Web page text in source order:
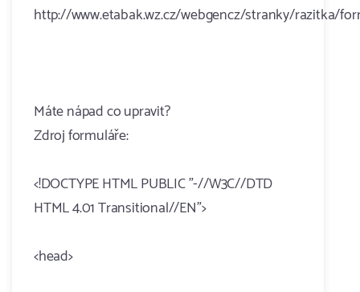
http://www.etabak.wz.cz/webgencz/stranky/razitka/
Máte nápad co upravit?
Zdroj formuláře:
<!DOCTYPE HTML PUBLIC "-//W3C//DTD
HTML 4.01 Transitional//EN">
<head>